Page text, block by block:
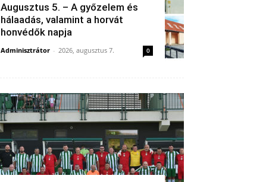
Augusztus 5. – A győzelem és
hálaadás, valamint a horvát
honvédők napja
Adminisztrátor - 2026, augusztus 7. 0